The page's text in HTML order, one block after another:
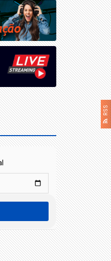
RSS